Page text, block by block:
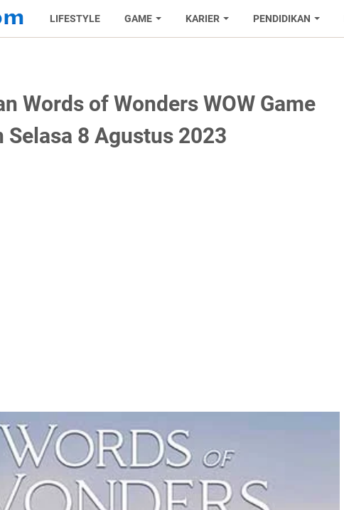
LIFESTYLE GAME KARIER PENDIDIKAN
Words of Wonders WOW Game
Selasa 8 Agustus 2023